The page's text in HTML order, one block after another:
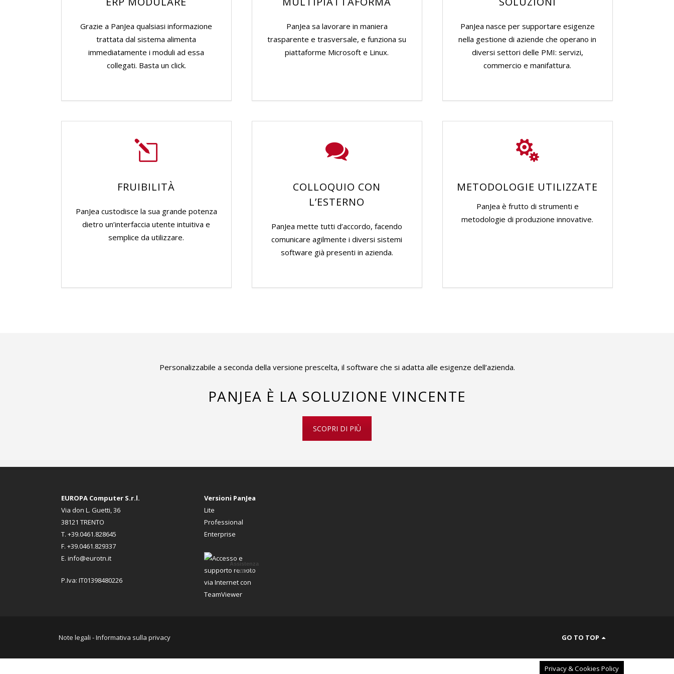
Grazie a PanJea qualsiasi informazione
trattata dal sistema alimenta
immediatamente i moduli ad essa
collegati. Basta un click.
PanJea sa lavorare in maniera
trasparente e trasversale, e funziona su
piattaforme Microsoft e Linux.
PanJea nasce per supportare esigenze
nella gestione di aziende che operano in
diversi settori delle PMI: servizi,
commercio e manifattura.
FRUIBILITÀ
PanJea custodisce la sua grande potenza
dietro un’interfaccia utente intuitiva e
semplice da utilizzare.
COLLOQUIO CON
LʼESTERNO
PanJea mette tutti d’accordo, facendo
comunicare agilmente i diversi sistemi
software già presenti in azienda.
METODOLOGIE UTILIZZATE
PanJea è frutto di strumenti e
metodologie di produzione innovative.
Personalizzabile a seconda della versione prescelta, il software che si adatta alle esigenze dell’azienda.
PANJEA È LA SOLUZIONE VINCENTE
SCOPRI DI PIÙ
EUROPA Computer S.r.l.
Via don L. Guetti, 36
38121 TRENTO
T. +39.0461.828645
F. +39.0461.829337
E. info@eurotn.it
P.Iva: IT01398480226
Versioni PanJea
Lite
Professional
Enterprise
Assistenza
remota
Note legali - Informativa sulla privacy GO TO TOP
Privacy & Cookies Policy